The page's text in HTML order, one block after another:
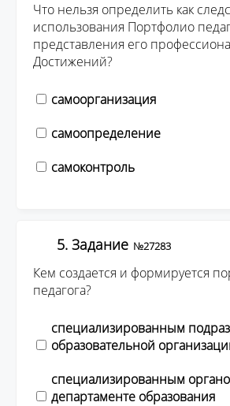
Что нельзя определить как
использования Портфолио
представления его
Достижений?
самоорганизация
самоопределение
самоконтроль
5. Задание №27283
Кем создается и формируется
педагога?
специализированным
образовательной
специализированным
департаменте образования